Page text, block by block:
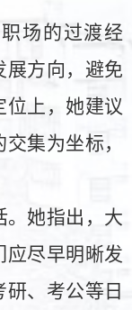
场的过渡经
展方向，避免
上，她建议
集为坐标，
。她指出，大
应尽早明晰发
、考公等日